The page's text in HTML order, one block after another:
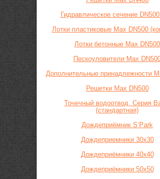
Гидравлическое сечение
Лотки пластиковые Max DN500
Лотки бетонные Max DN500
Пескоуловители Max
Дополнительные принадлежности
Решетки Max DN500
Точечный водоотвод. Серия
(стандартная)
Дождеприёмник S’Park
Дождеприемники 30х30
Дождеприёмники 40х40
Дождеприёмники 50х50